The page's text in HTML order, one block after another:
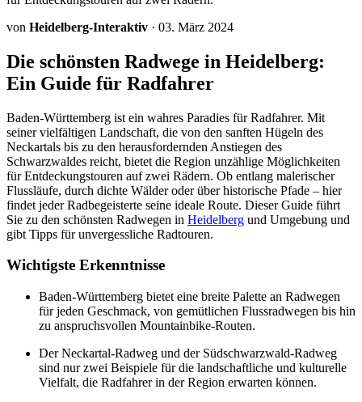
von Heidelberg-Interaktiv · 03. März 2024
Die schönsten Radwege in Heidelberg:
Ein Guide für Radfahrer
Baden-Württemberg ist ein wahres Paradies für Radfahrer. Mit
seiner vielfältigen Landschaft, die von den sanften Hügeln des
Neckartals bis zu den herausfordernden Anstiegen des
Schwarzwaldes reicht, bietet die Region unzählige Möglichkeiten
für Entdeckungstouren auf zwei Rädern. Ob entlang malerischer
Flussläufe, durch dichte Wälder oder über historische Pfade – hier
findet jeder Radbegeisterte seine ideale Route. Dieser Guide führt
Sie zu den schönsten Radwegen in Heidelberg und Umgebung und
gibt Tipps für unvergessliche Radtouren.
Wichtigste Erkenntnisse
Baden-Württemberg bietet eine breite Palette an Radwegen
für jeden Geschmack, von gemütlichen Flussradwegen bis hin
zu anspruchsvollen Mountainbike-Routen.
Der Neckartal-Radweg und der Südschwarzwald-Radweg
sind nur zwei Beispiele für die landschaftliche und kulturelle
Vielfalt, die Radfahrer in der Region erwarten können.